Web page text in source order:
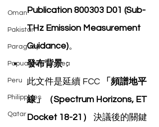
Oman
Pakistan
Paraguay
Papua New Guinea
Peru
Philippines
Qatar
Publication 800303 D01 (Sub-
THz Emission Measurement
Guidance)。
發布背景：
此文件是延續 FCC
「頻譜地平
線」（Spectrum Horizons, ET
Docket 18-21）
決議後的關鍵